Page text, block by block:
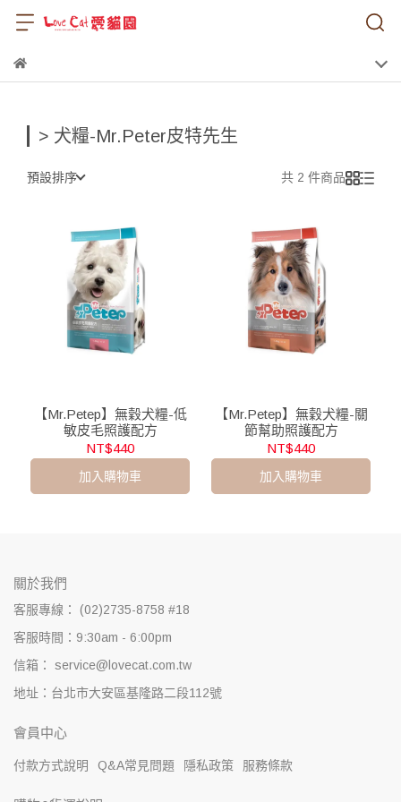
> 犬糧-Mr.Peter皮特先生
預設排序 共 2 件商品
【Mr.Petep】無穀犬糧-低
敏皮毛照護配方
NT$440
加入購物車
【Mr.Petep】無穀犬糧-關
節幫助照護配方
NT$440
加入購物車
關於我們
客服專線： (02)2735-8758 #18
客服時間：9:30am - 6:00pm
信箱： service@lovecat.com.tw
地址：台北市大安區基隆路二段112號
會員中心
付款方式說明 Q&A常見問題 隱私政策 服務條款